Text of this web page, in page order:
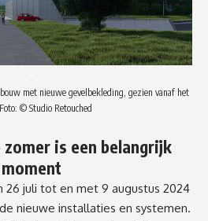
met nieuwe gevelbekleding, gezien vanaf het
Foto: © Studio Retouched
is een belangrijk
moment
26 juli tot en met 9 augustus 2024
nieuwe installaties en systemen.